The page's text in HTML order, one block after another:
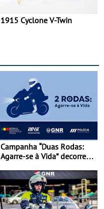
1915 Cyclone V-Twin
Campanha “Duas Rodas:
Agarre-se à Vida” decorre